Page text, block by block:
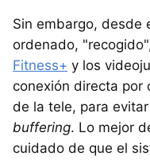
Sin embargo, desde
ordenado,
Fitness+ y los
conexión directa por
de la tele, para
buffering. Lo mejor
cuidado de que el